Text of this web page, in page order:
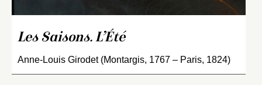
Les Saisons. L’Été
Anne-Louis Girodet (Montargis, 1767 – Paris, 1824)